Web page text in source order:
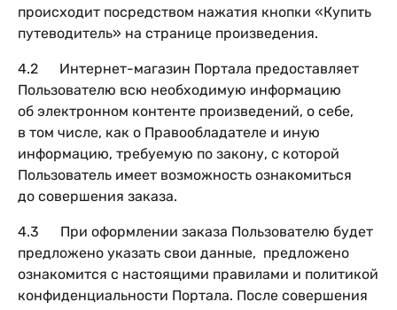
происходит посредством нажатия кнопки «Купить
путеводитель» на странице произведения.
4.2 Интернет-магазин Портала предоставляет
Пользователю всю необходимую информацию
об электронном контенте произведений, о себе,
в том числе, как о Правообладателе и иную
информацию, требуемую по закону, с которой
Пользователь имеет возможность ознакомиться
до совершения заказа.
4.3 При оформлении заказа Пользователю будет
предложено указать свои данные, предложено
ознакомится с настоящими правилами и политикой
конфиденциальности Портала. После совершения